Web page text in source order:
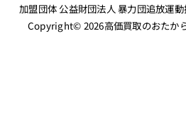
加盟団体 公益財団法人 暴力団追放運
Copyright© 2026高価買取のおたか